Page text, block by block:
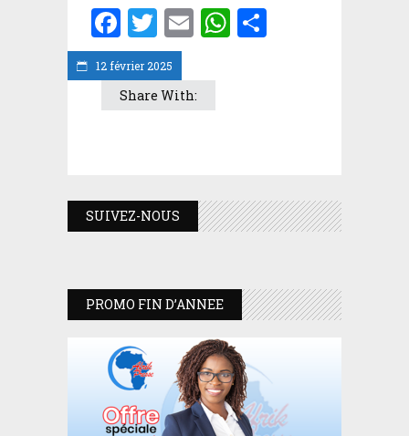
12 février 2025
Facebook
Twitter
EmailWhatsApp
Share With:
SUIVEZ-NOUS
PROMO FIN D’ANNEE